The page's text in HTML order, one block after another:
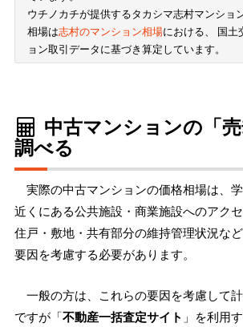
ウチノカチが提供するタカシマ志村マンショ
相場は志村のマンション相場における、 国土
ョン取引データに基づき算定しています。
中古マンションの「
調べる
実際の中古マンションの価格相場は、学
近くにある公共施設・商業施設へのアクセ
住戸・敷地・共有部分の維持管理状況な
要因を考慮する必要があります。
一般の方は、これらの要因を考慮して
ですが「不動産一括査定サイト 」を利用